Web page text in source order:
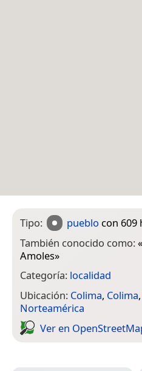
Tipo: pueblo con 609
También conocido como:«
Amoles»
Categoría: localidad
Ubicación: Colima, Colima,
Norteamérica
Ver en